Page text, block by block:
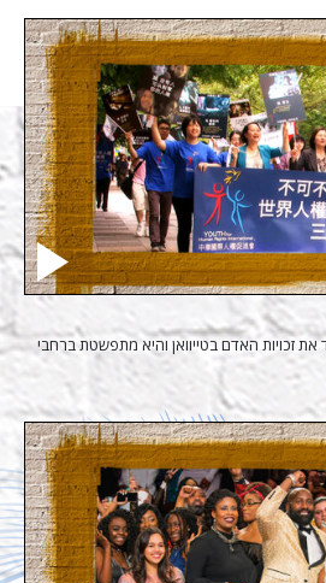
זכויות האדם בטייוואן והיא מתפשטת ברחבי